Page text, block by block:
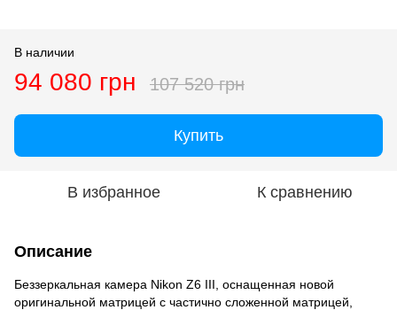
В наличии
94 080 грн 107 520 грн
Купить
В избранное К сравнению
Описание
Беззеркальная камера Nikon Z6 III, оснащенная новой
оригинальной матрицей с частично сложенной матрицей,